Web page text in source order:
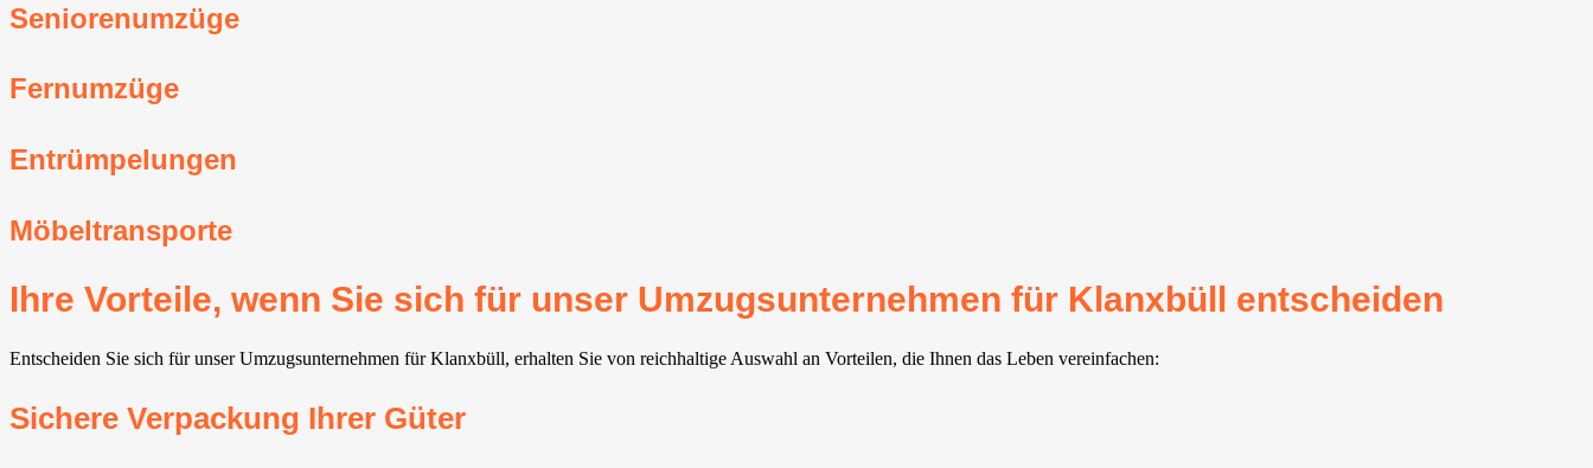
Seniorenumzüge
Fernumzüge
Entrümpelungen
Möbeltransporte
Ihre Vorteile, wenn Sie sich für unser Umzugsunternehmen für Klanxbüll entscheiden
Entscheiden Sie sich für unser Umzugsunternehmen für Klanxbüll, erhalten Sie von reichhaltige Auswahl an Vorteilen, die Ihnen das Leben vereinfachen:
Sichere Verpackung Ihrer Güter